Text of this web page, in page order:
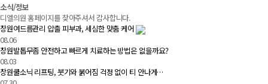
소식/정보 | 창원 피부과 디엘의원
소식/정보
디엘의원 홈페이지를 찾아주셔서 감사합니다.
창원여드름관리 압출 피부과, 세심한 맞춤 케어
08.06
창원발톱무좀 안전하고 빠르게 치료하는 방법은 없을까요?
08.03
창원쿨소닉 리프팅, 붓기와 붉어짐 걱정 없이 티 안나게…